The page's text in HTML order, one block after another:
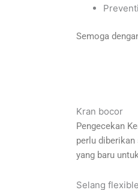
Semoga
Kran bocor
Pengecekan
perlu
yang baru
Selang